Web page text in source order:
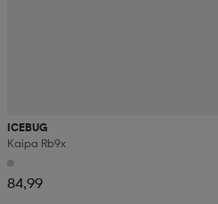
ICEBUG
Kaipa Rb9x
84,99